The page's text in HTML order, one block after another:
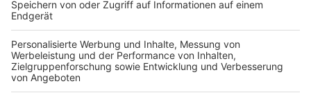
TOP-VEREINE
TOP-PARTNER